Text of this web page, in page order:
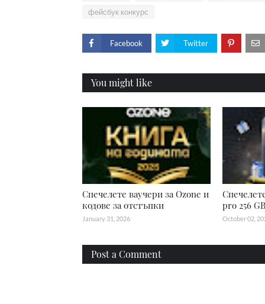
фейсбук конкурс
Facebook Twitter
You might like
Спечелете ваучери за Ozone и
кодове за отстъпки
January 31, 2026
pro 256 GB
October 02,
Post a Comment